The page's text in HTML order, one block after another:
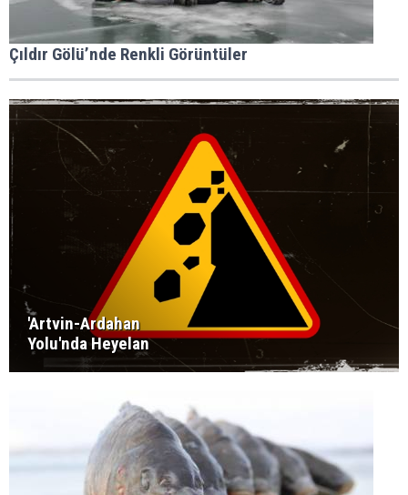
Çıldır Gölü’nde Renkli Görüntüler
'Artvin-Ardahan
Yolu'nda Heyelan